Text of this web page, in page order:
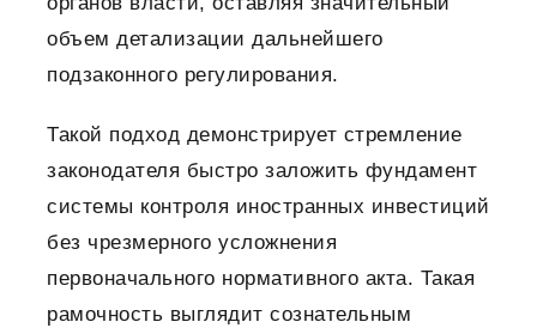
объем детализации дальнейшего
подзаконного регулирования.
Такой подход демонстрирует стремление
законодателя быстро заложить фундамент
системы контроля иностранных инвестиций
без чрезмерного усложнения
первоначального нормативного акта. Такая
рамочность выглядит сознательным